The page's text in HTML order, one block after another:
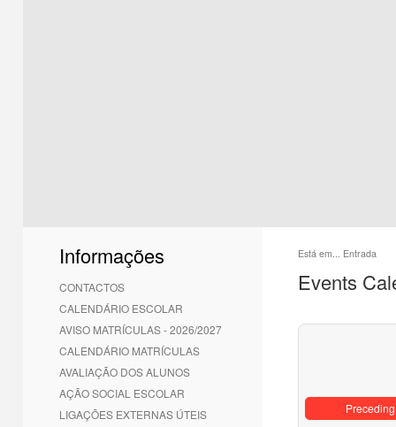
Informações
CONTACTOS
CALENDÁRIO ESCOLAR
AVISO MATRÍCULAS - 2026/2027
CALENDÁRIO MATRÍCULAS
AVALIAÇÃO DOS ALUNOS
AÇÃO SOCIAL ESCOLAR
LIGAÇÕES EXTERNAS ÚTEIS
Está em... Entrada
Events